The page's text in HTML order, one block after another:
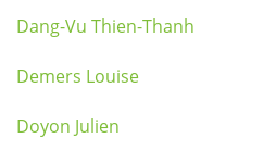
Dang-Vu Thien-Thanh
Demers Louise
Doyon Julien